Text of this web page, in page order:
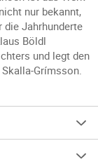
nur bekannt,
die Jahrhunderte
Böldl
und legt den
Grímsson.